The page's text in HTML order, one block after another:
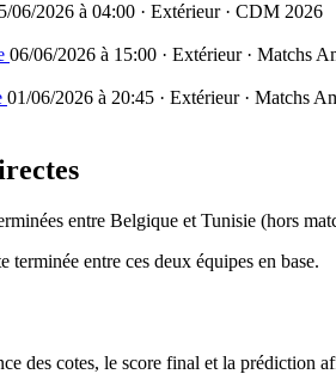
06/2026 à 04:00 · Extérieur · CDM 2026
06/06/2026 à 15:00 · Extérieur · Matchs
01/06/2026 à 20:45 · Extérieur · Matchs
entre Belgique et Tunisie (hors
entre ces deux équipes en base.
des cotes, le score final et la prédiction